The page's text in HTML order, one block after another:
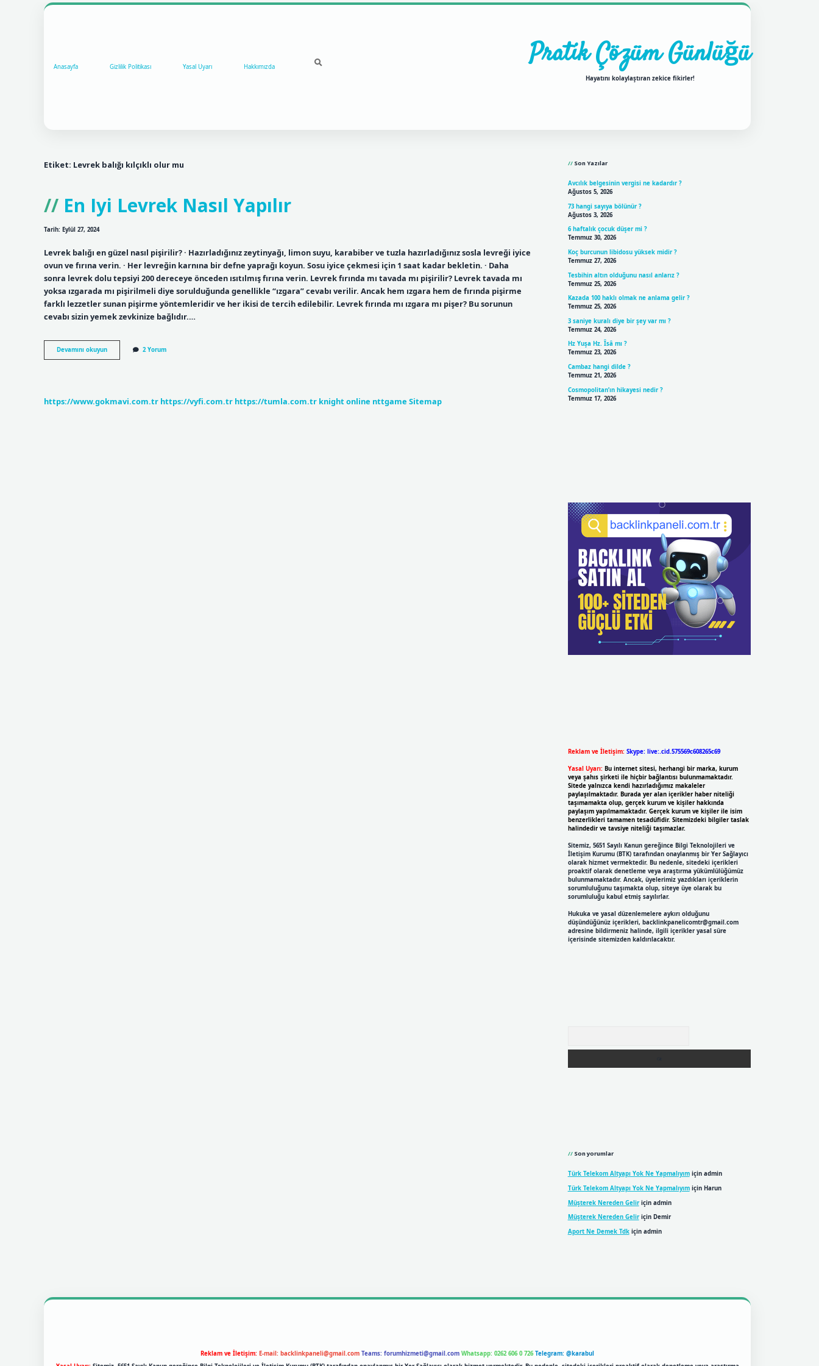
Anasayfa Gizlilik Politikası Yasal Uyarı Hakkımızda Pratik Çözüm Günlüğü
Hayatını kolaylaştıran zekice fikirler!
Etiket: Levrek balığı kılçıklı olur mu
En Iyi Levrek Nasıl Yapılır
Tarih: Eylül 27, 2024
Levrek balığı en güzel nasıl pişirilir? · Hazırladığınız zeytinyağı, limon suyu, karabiber ve tuzla hazırladığınız sosla levreği iyice
ovun ve fırına verin. · Her levreğin karnına bir defne yaprağı koyun. Sosu iyice çekmesi için 1 saat kadar bekletin. · Daha
sonra levrek dolu tepsiyi 200 dereceye önceden ısıtılmış fırına verin. Levrek fırında mı tavada mı pişirilir? Levrek tavada mı
yoksa ızgarada mı pişirilmeli diye sorulduğunda genellikle “ızgara” cevabı verilir. Ancak hem ızgara hem de fırında pişirme
farklı lezzetler sunan pişirme yöntemleridir ve her ikisi de tercih edilebilir. Levrek fırında mı ızgara mı pişer? Bu sorunun
cevabı sizin yemek zevkinize bağlıdır.…
Devamını okuyunEn
Iyi
2 Yorum
https://www.gokmavi.com.tr https://vyfi.com.tr https://tumla.com.tr knight online nttgame Sitemap
Son Yazılar
Avcılık belgesinin vergisi ne kadardır ?
Ağustos 5, 2026
73 hangi sayıya bölünür ?
Ağustos 3, 2026
6 haftalık çocuk düşer mi ?
Temmuz 30, 2026
Koç burcunun libidosu yüksek midir ?
Temmuz 27, 2026
Tesbihin altın olduğunu nasıl anlarız ?
Temmuz 25, 2026
Kazada 100 haklı olmak ne anlama gelir ?
Temmuz 25, 2026
3 saniye kuralı diye bir şey var mı ?
Temmuz 24, 2026
Hz Yuşa Hz. Îsâ mı ?
Temmuz 23, 2026
Cambaz hangi dilde ?
Temmuz 21, 2026
Cosmopolitan’ın hikayesi nedir ?
Temmuz 17, 2026
Reklam ve İletişim: Skype: live:.cid.575569c608265c69
Yasal Uyarı: Bu internet sitesi, herhangi bir marka, kurum
veya şahıs şirketi ile hiçbir bağlantısı bulunmamaktadır.
Sitede yalnızca kendi hazırladığımız makaleler
paylaşılmaktadır. Burada yer alan içerikler haber niteliği
taşımamakta olup, gerçek kurum ve kişiler hakkında
paylaşım yapılmamaktadır. Gerçek kurum ve kişiler ile isim
benzerlikleri tamamen tesadüfidir. Sitemizdeki bilgiler taslak
halindedir ve tavsiye niteliği taşımazlar.
Sitemiz, 5651 Sayılı Kanun gereğince Bilgi Teknolojileri ve
İletişim Kurumu (BTK) tarafından onaylanmış bir Yer Sağlayıcı
olarak hizmet vermektedir. Bu nedenle, sitedeki içerikleri
proaktif olarak denetleme veya araştırma yükümlülüğümüz
bulunmamaktadır. Ancak, üyelerimiz yazdıkları içeriklerin
sorumluluğunu taşımakta olup, siteye üye olarak bu
sorumluluğu kabul etmiş sayılırlar.
Hukuka ve yasal düzenlemelere aykırı olduğunu
düşündüğünüz içerikleri, backlinkpanelicomtr@gmail.com
adresine bildirmeniz halinde, ilgili içerikler yasal süre
içerisinde sitemizden kaldırılacaktır.
Son yorumlar
Türk Telekom Altyapı Yok Ne Yapmalıyımiçin admin
Türk Telekom Altyapı Yok Ne Yapmalıyımiçin Harun
Müşterek Nereden Geliriçin admin
Müşterek Nereden Geliriçin Demir
Aport Ne Demek Tdkiçin admin
Reklam ve İletişim: E-mail: backlinkpaneli@gmail.com Teams: forumhizmeti@gmail.com Whatsapp: 0262 606 0 726 Telegram: @karabul